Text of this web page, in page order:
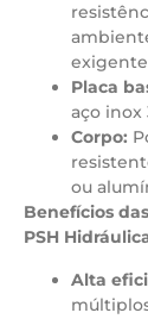
Placa
aço inox
Corpo:
ou
Benefícios
PSH
Alta